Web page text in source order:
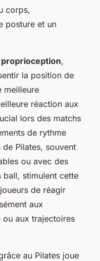
corps,
posture et un
proprioception,
la position de
meilleure
réaction aux
lors des matchs
de rythme
Pilates, souvent
ou avec des
ball, stimulent cette
de réagir
aux
aux trajectoires
au Pilates joue